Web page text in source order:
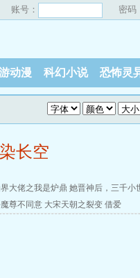
账号： 密码
动漫 科幻小说 恐怖灵
长空
大佬之我是炉鼎 她晋神后，三千小
尊不同意 大宋天朝之裂变 借爱